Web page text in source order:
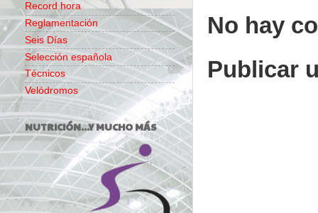
No hay
Publicar
Record hora
Reglamentación
Seis Días
Selección española
Técnicos
Velódromos
NUTRICIÓN...Y MUCHO MÁS